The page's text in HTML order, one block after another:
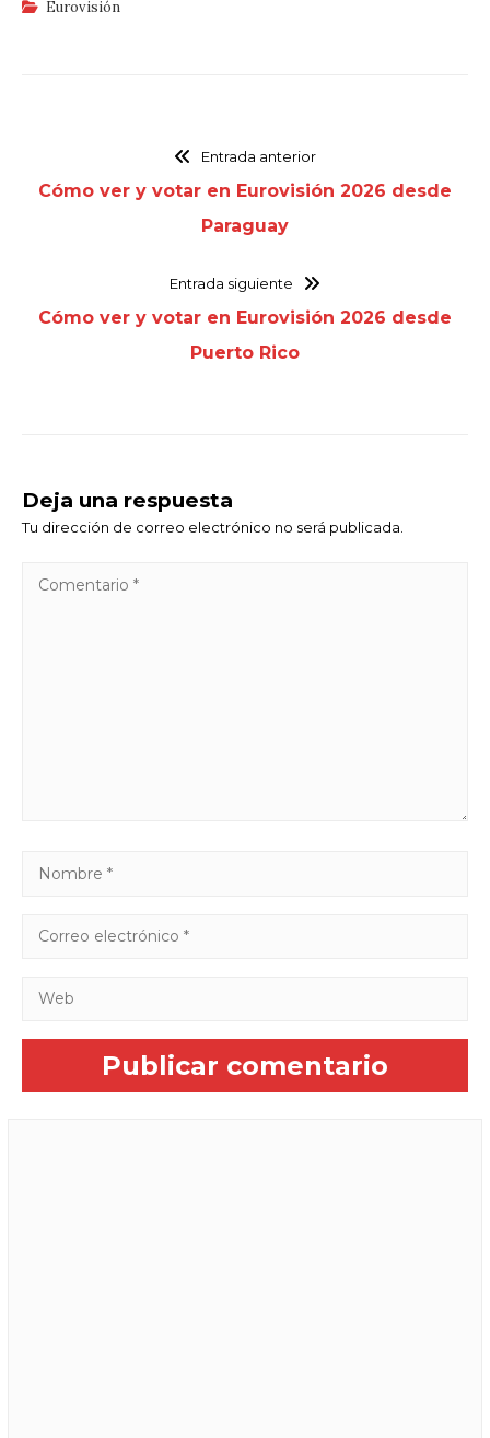
Eurovisión
Entrada anterior
Cómo ver y votar en Eurovisión 2026 desde
Paraguay
Entrada siguiente
Cómo ver y votar en Eurovisión 2026 desde
Puerto Rico
Deja una respuesta
Tu dirección de correo electrónico no será publicada.